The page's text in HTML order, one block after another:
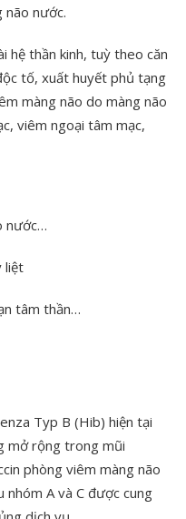
não nước.
hệ thần kinh, tuỳ theo căn
tố, xuất huyết phủ tạng
màng não do màng não
viêm ngoại tâm mạc,
nước…
liệt
tâm thần…
Typ B (Hib) hiện tại
mở rộng trong mũi
phòng viêm màng não
nhóm A và C được cung